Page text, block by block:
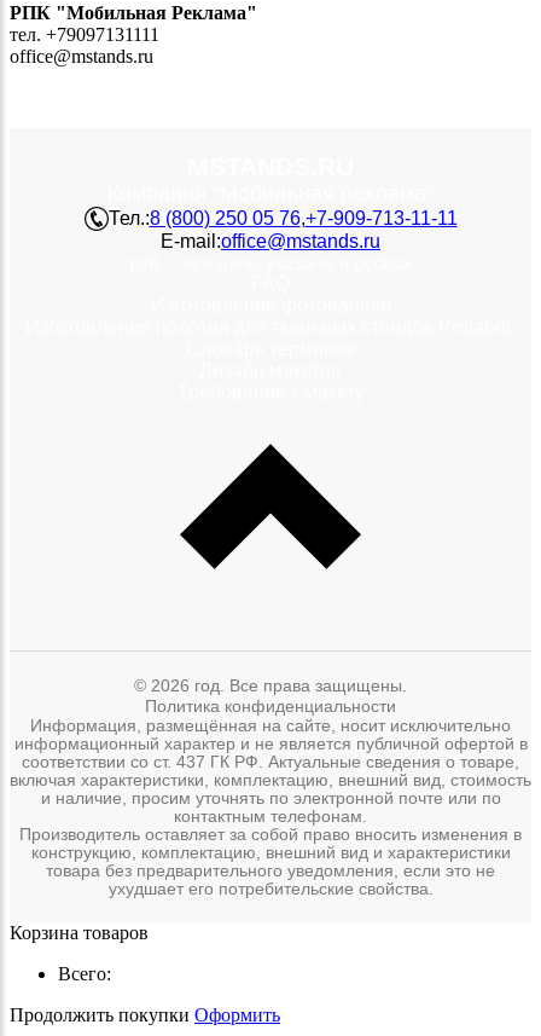
РПК "Мобильная Реклама"
тел. +79097131111
office@mstands.ru
Тел.:8 (800) 250 05 76,+7-909-713-11-11
E-mail:office@mstands.ru
© 2026 год. Все права защищены.
Политика конфиденциальности
Информация, размещённая на сайте, носит исключительно
информационный характер и не является публичной офертой в
соответствии со ст. 437 ГК РФ. Актуальные сведения о товаре,
включая характеристики, комплектацию, внешний вид, стоимость
и наличие, просим уточнять по электронной почте или по
контактным телефонам.
Производитель оставляет за собой право вносить изменения в
конструкцию, комплектацию, внешний вид и характеристики
товара без предварительного уведомления, если это не
ухудшает его потребительские свойства.
Корзина товаров
Всего:
Продолжить покупки Оформить